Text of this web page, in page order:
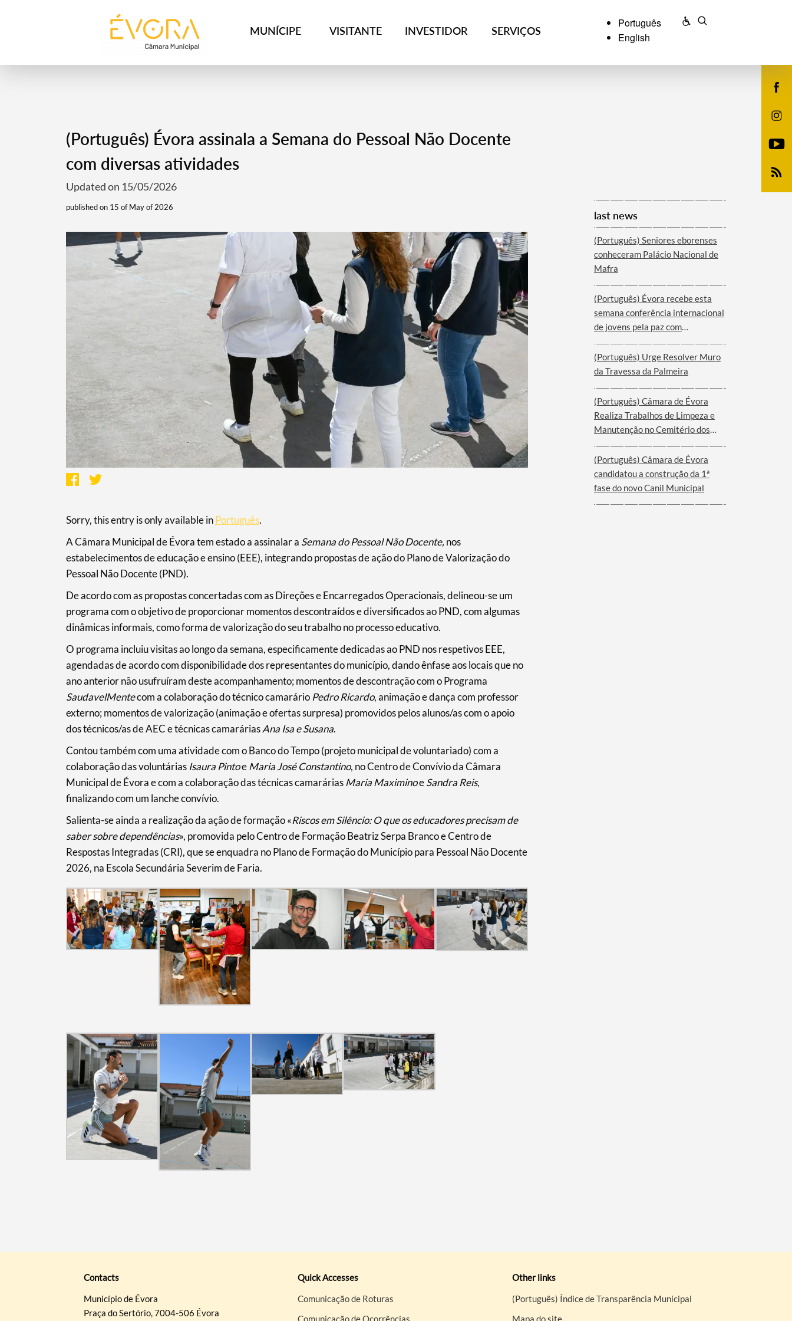
MUNÍCIPE VISITANTE INVESTIDOR SERVIÇOS
Português
English
Search term
Categories
Filters
(Português) Évora assinala a Semana do Pessoal Não Docente
com diversas atividades
Updated on 15/05/2026
published on 15 of May of 2026
Sorry, this entry is only available inPortuguês.
A Câmara Municipal de Évora tem estado a assinalar a Semana do Pessoal Não Docente, nos
estabelecimentos de educação e ensino (EEE), integrando propostas de ação do Plano de Valorização do
Pessoal Não Docente (PND).
De acordo com as propostas concertadas com as Direções e Encarregados Operacionais, delineou-se um
programa com o objetivo de proporcionar momentos descontraídos e diversificados ao PND, com algumas
dinâmicas informais, como forma de valorização do seu trabalho no processo educativo.
O programa incluiu visitas ao longo da semana, especificamente dedicadas ao PND nos respetivos EEE,
agendadas de acordo com disponibilidade dos representantes do município, dando ênfase aos locais que no
ano anterior não usufruíram deste acompanhamento; momentos de descontração com o Programa
SaudavelMentecom a colaboração do técnico camarário Pedro Ricardo, animação e dança com professor
externo; momentos de valorização (animação e ofertas surpresa) promovidos pelos alunos/as com o apoio
dos técnicos/as de AEC e técnicas camaráriasAna Isa e Susana.
Contou também com uma atividade com o Banco do Tempo (projeto municipal de voluntariado) com a
colaboração das voluntárias Isaura PintoeMaria José Constantino, no Centro de Convívio da Câmara
Municipal de Évora e com a colaboração das técnicas camaráriasMaria MaximinoeSandra Reis,
finalizando com um lanche convívio.
Salienta-se ainda a realização da ação de formação «Riscos em Silêncio: O que os educadores precisam de
saber sobre dependências», promovida pelo Centro de Formação Beatriz Serpa Branco e Centro de
Respostas Integradas (CRI), que se enquadra no Plano de Formação do Município para Pessoal Não Docente
2026, na Escola Secundária Severim de Faria.
last news
(Português) Seniores eborenses
conheceram Palácio Nacional de
Mafra
(Português) Évora recebe esta
semana conferência internacional
de jovens pela paz com
oito países
(Português) Urge Resolver Muro
da Travessa da Palmeira
(Português) Câmara de Évora
Realiza Trabalhos de Limpeza e
Manutenção no Cemitério dos
(Português) Câmara de Évora
candidatou a construção da 1ª
fase do novo Canil Municipal
Contacts
Município de Évora
Praça do Sertório, 7004-506 Évora
Quick Accesses
Comunicação de Roturas
Comunicação de Ocorrências
Other links
(Português) Índice de Transparência Municipal
Mapa do site